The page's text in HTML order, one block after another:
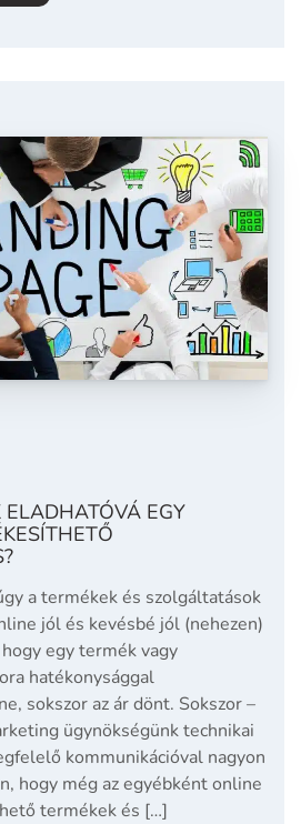
EGY
a termékek és szolgáltatások
jól és kevésbé jól (nehezen)
egy termék vagy
hatékonysággal
sokszor az ár dönt. Sokszor –
ügynökségünk technikai
kommunikációval nagyon
hogy még az egyébként online
termékek és […]